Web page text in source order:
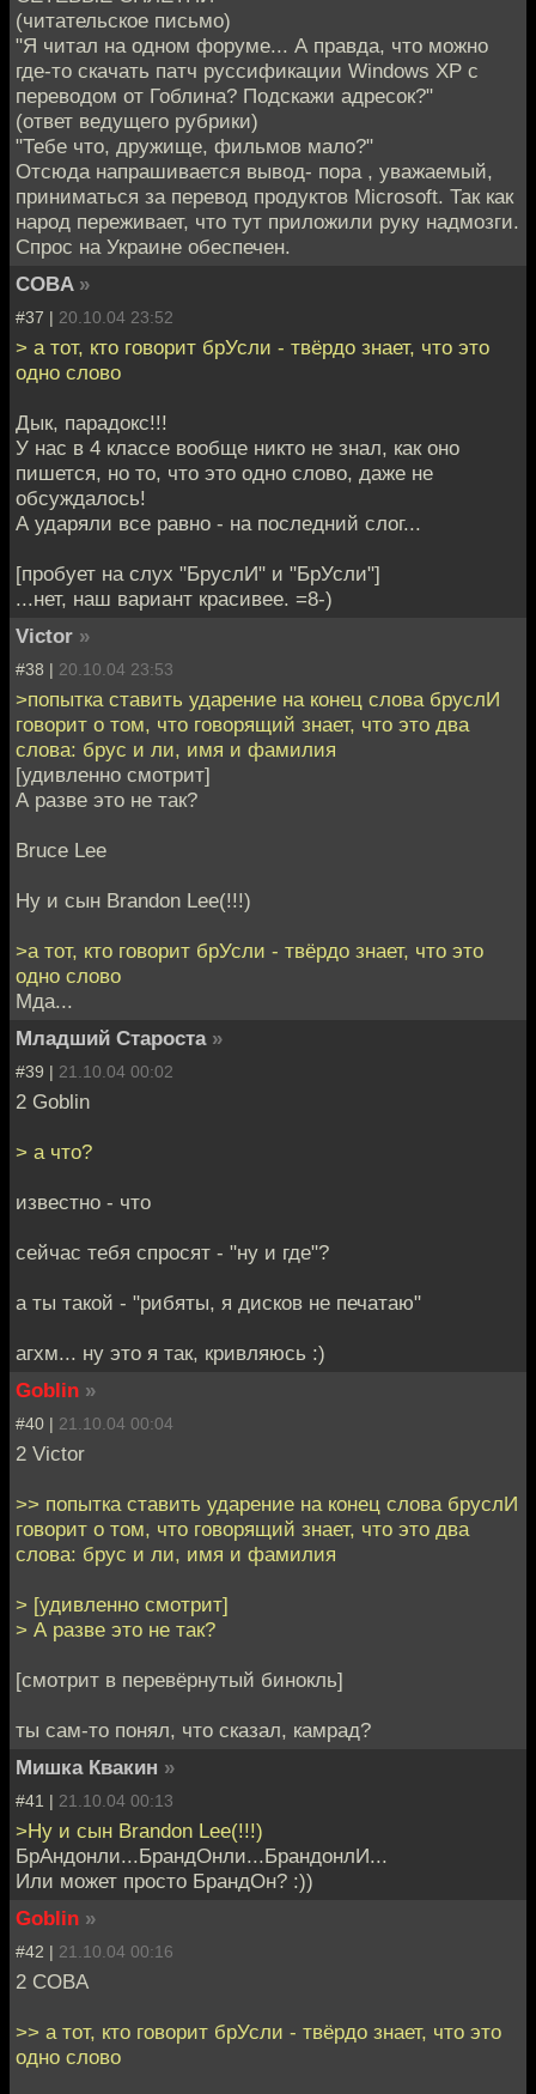
(читательское письмо)
"Я читал на одном форуме... А правда, что можно
где-то скачать патч руссификации Windows XP с
переводом от Гоблина? Подскажи адресок?"
(ответ ведущего рубрики)
"Тебе что, дружище, фильмов мало?"
Отсюда напрашивается вывод- пора , уважаемый,
приниматься за перевод продуктов Microsoft. Так как
народ переживает, что тут приложили руку надмозги.
Спрос на Украине обеспечен.
COBA »
#37 | 20.10.04 23:52
> а тот, кто говорит брУсли - твёрдо знает, что это
одно слово
Дык, парадокс!!!
У нас в 4 классе вообще никто не знал, как оно
пишется, но то, что это одно слово, даже не
обсуждалось!
А ударяли все равно - на последний слог...
[пробует на слух "БруслИ" и "БрУсли"]
...нет, наш вариант красивее. =8-)
Victor »
#38 | 20.10.04 23:53
>попытка ставить ударение на конец слова бруслИ
говорит о том, что говорящий знает, что это два
слова: брус и ли, имя и фамилия
[удивленно смотрит]
А разве это не так?
Bruce Lee
Ну и сын Brandon Lee(!!!)
>а тот, кто говорит брУсли - твёрдо знает, что это
одно слово
Мда...
Младший Староста »
#39 | 21.10.04 00:02
2 Goblin
> а что?
известно - что
сейчас тебя спросят - "ну и где"?
а ты такой - "рибяты, я дисков не печатаю"
агхм... ну это я так, кривляюсь :)
Goblin »
#40 | 21.10.04 00:04
2 Victor
>> попытка ставить ударение на конец слова бруслИ
говорит о том, что говорящий знает, что это два
слова: брус и ли, имя и фамилия
> [удивленно смотрит]
> А разве это не так?
[смотрит в перевёрнутый бинокль]
ты сам-то понял, что сказал, камрад?
Мишка Квакин »
#41 | 21.10.04 00:13
>Ну и сын Brandon Lee(!!!)
БрАндонли...БрандОнли...БрандонлИ...
Или может просто БрандОн? :))
Goblin »
#42 | 21.10.04 00:16
2 COBA
>> а тот, кто говорит брУсли - твёрдо знает, что это
одно слово